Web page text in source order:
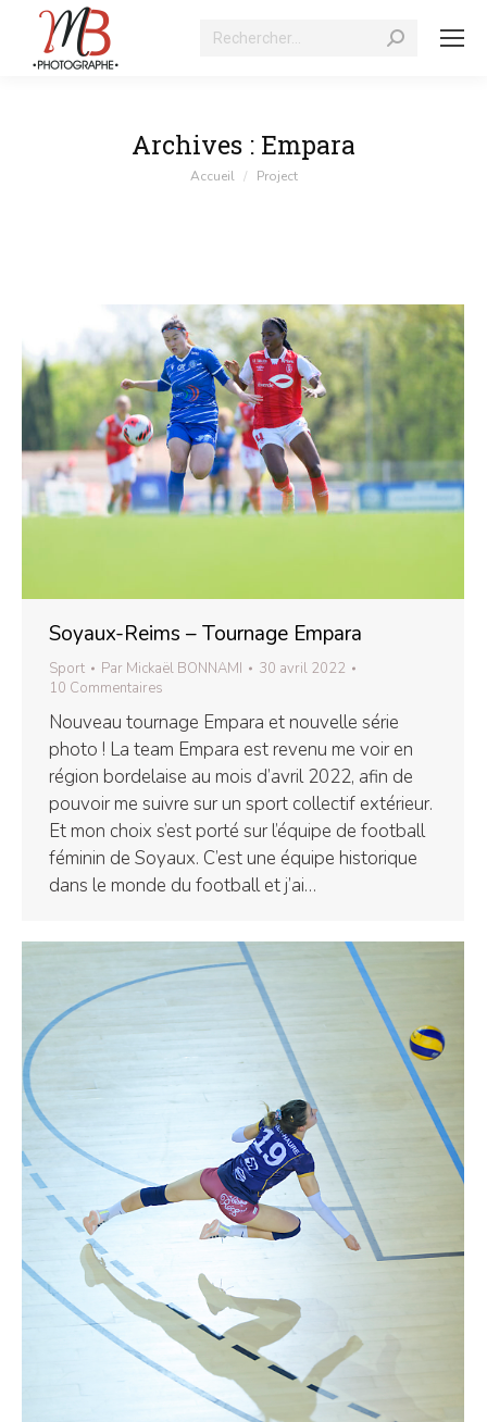
Recherche
Archives : Empara
Vous êtes ici :
Accueil Project
Soyaux-Reims – Tournage Empara
Sport Par Mickaël BONNAMI
30 avril 2022
10 Commentaires
Nouveau tournage Empara et nouvelle série
photo ! La team Empara est revenu me voir en
région bordelaise au mois d’avril 2022, afin de
pouvoir me suivre sur un sport collectif extérieur.
Et mon choix s’est porté sur l’équipe de football
féminin de Soyaux. C’est une équipe historique
dans le monde du football et j’ai…